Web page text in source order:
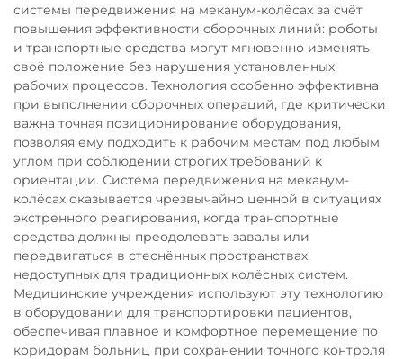
системы передвижения на меканум-колёсах за счёт
повышения эффективности сборочных линий: роботы
и транспортные средства могут мгновенно изменять
своё положение без нарушения установленных
рабочих процессов. Технология особенно эффективна
при выполнении сборочных операций, где критически
важна точная позиционирование оборудования,
позволяя ему подходить к рабочим местам под любым
углом при соблюдении строгих требований к
ориентации. Система передвижения на меканум-
колёсах оказывается чрезвычайно ценной в ситуациях
экстренного реагирования, когда транспортные
средства должны преодолевать завалы или
передвигаться в стеснённых пространствах,
недоступных для традиционных колёсных систем.
Медицинские учреждения используют эту технологию
в оборудовании для транспортировки пациентов,
обеспечивая плавное и комфортное перемещение по
коридорам больниц при сохранении точного контроля